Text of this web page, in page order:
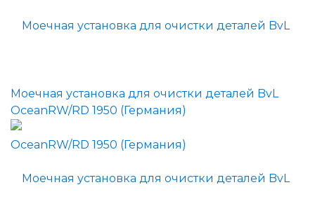
Моечная установка для очистки деталей BvL
OceanRW/RD 1950 (Германия)